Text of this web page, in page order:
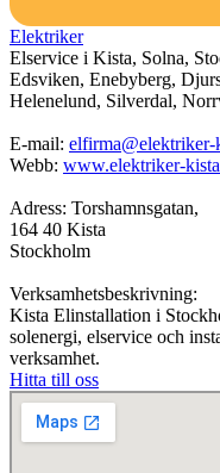
Elektriker
Elservice i Kista, Solna,
Edsviken, Enebyberg,
Helenelund, Silverdal,
E-mail: elfirma@elektriker-
Webb: www.elektriker-
Adress: Torshamnsgatan,
164 40 Kista
Stockholm
Verksamhetsbeskrivning:
Kista Elinstallation i
solenergi, elservice och
verksamhet.
Hitta till oss